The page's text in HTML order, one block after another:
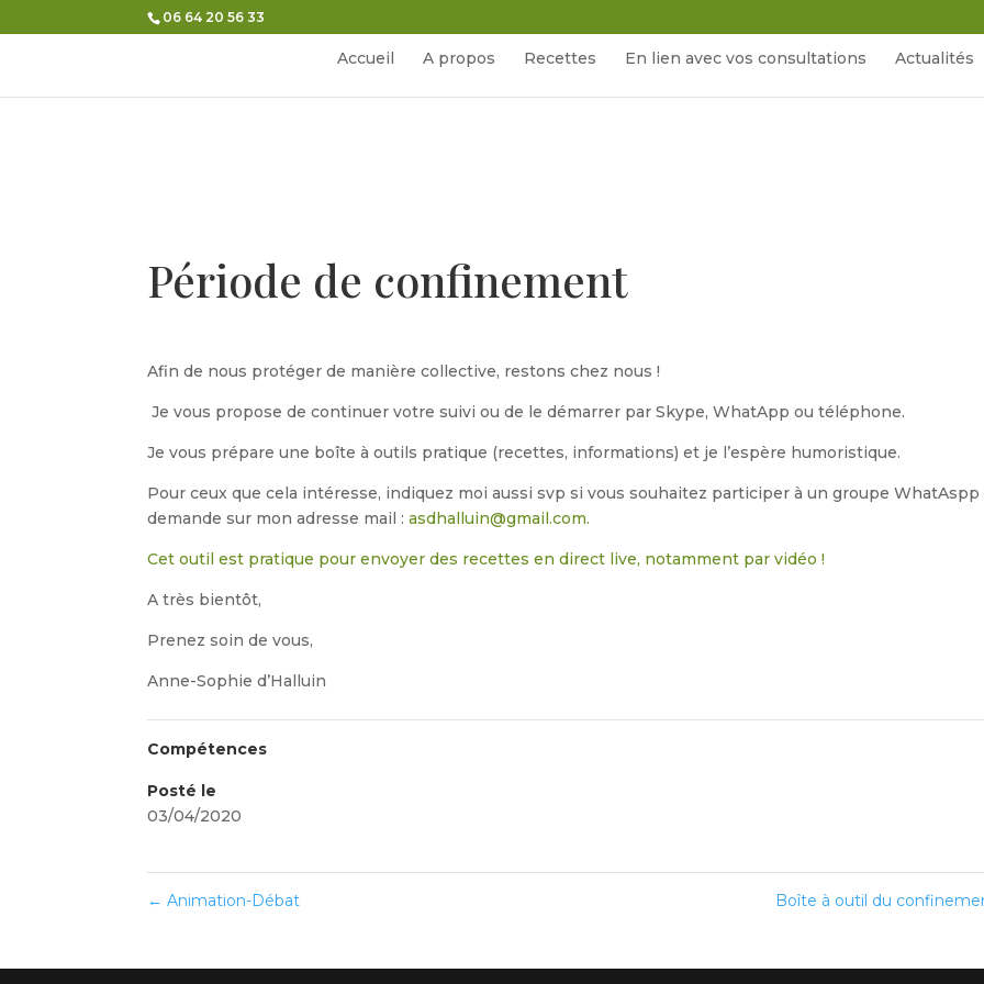
06 64 20 56 33
Accueil A propos Recettes En lien avec vos consultations Actualités
Période de confinement
Afin de nous protéger de manière collective, restons chez nous !
Je vous propose de continuer votre suivi ou de le démarrer par Skype, WhatApp ou téléphone.
Je vous prépare une boîte à outils pratique (recettes, informations) et je l’espère humoristique.
Pour ceux que cela intéresse, indiquez moi aussi svp si vous souhaitez participer à un groupe WhatAspp
demande sur mon adresse mail :asdhalluin@gmail.com.
Cet outil est pratique pour envoyer des recettes en direct live, notamment par vidéo !
A très bientôt,
Prenez soin de vous,
Anne-Sophie d’Halluin
Compétences
Posté le
03/04/2020
← Animation-Débat Boîte à outil du